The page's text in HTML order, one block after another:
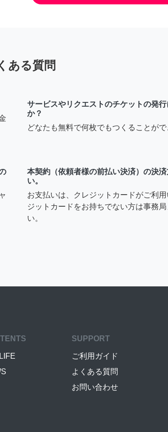
ある質問
サービスやリクエストのチケットの発
か？
どなたも無料で何枚でもつくることがで
本契約（依頼者様の前払い決済）の決
い。
お支払いは、クレジットカードがご利
ジットカードをお持ちでない方は事務
い。
SUPPORT
ご利用ガイド
よくある質問
お問い合わせ